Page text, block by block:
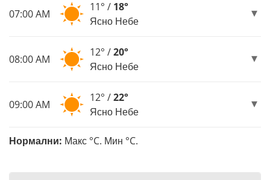
07:00 AM
11° / 18°
Ясно Небе
08:00 AM
12° /20°
Ясно Небе
09:00 AM
12° /22°
Ясно Небе
Нормални: Макс °C. Мин °C.